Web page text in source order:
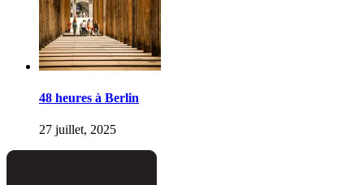
48 heures à Berlin
27 juillet, 2025